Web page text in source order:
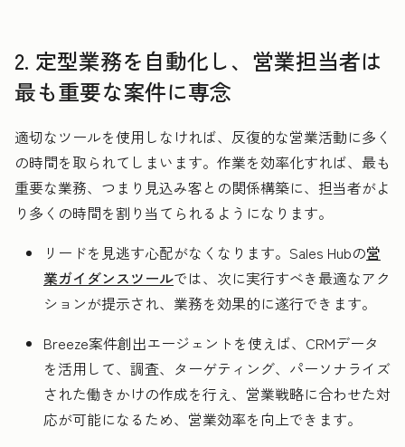
2. 定型業務を自動化し、営業担当者は
最も重要な案件に専念
適切なツールを使用しなければ、反復的な営業活動に多く
の時間を取られてしまいます。作業を効率化すれば、最も
重要な業務、つまり見込み客との関係構築に、担当者がよ
り多くの時間を割り当てられるようになります。
リードを見逃す心配がなくなります。Sales Hubの営
業ガイダンスツールでは、次に実行すべき最適なアク
ションが提示され、業務を効果的に遂行できます。
Breeze案件創出エージェントを使えば、CRMデータ
を活用して、調査、ターゲティング、パーソナライズ
された働きかけの作成を行え、営業戦略に合わせた対
応が可能になるため、営業効率を向上できます。